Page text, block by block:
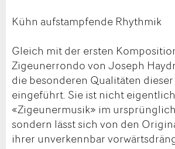
Kühn aufstampfende Rhythmik
Gleich mit der ersten
Zigeunerrondo von Joseph
die besonderen Qualitäten
eingeführt. Sie ist nicht
«Zigeunermusik» im
sondern lässt sich von den
ihrer unverkennbar